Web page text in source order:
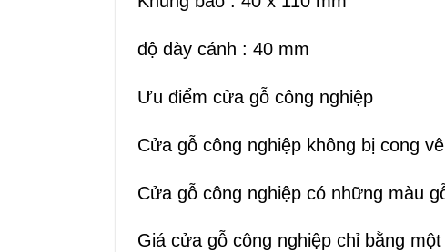
độ dày cánh : 40 mm
Ưu điểm cửa gỗ công nghiệp
Cửa gỗ công nghiệp không bị cong
Cửa gỗ công nghiệp có những màu
Giá cửa gỗ công nghiệp chỉ bằng